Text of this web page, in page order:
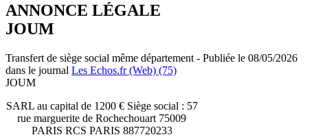
ANNONCE LÉGALE
JOUM
Transfert de siège social même département - Publiée le 08/05/2026
dans le journal Les Echos.fr (Web) (75)
JOUM
SARL au capital de 1200 € Siège social : 57
rue marguerite de Rochechouart 75009
PARIS RCS PARIS 887720233